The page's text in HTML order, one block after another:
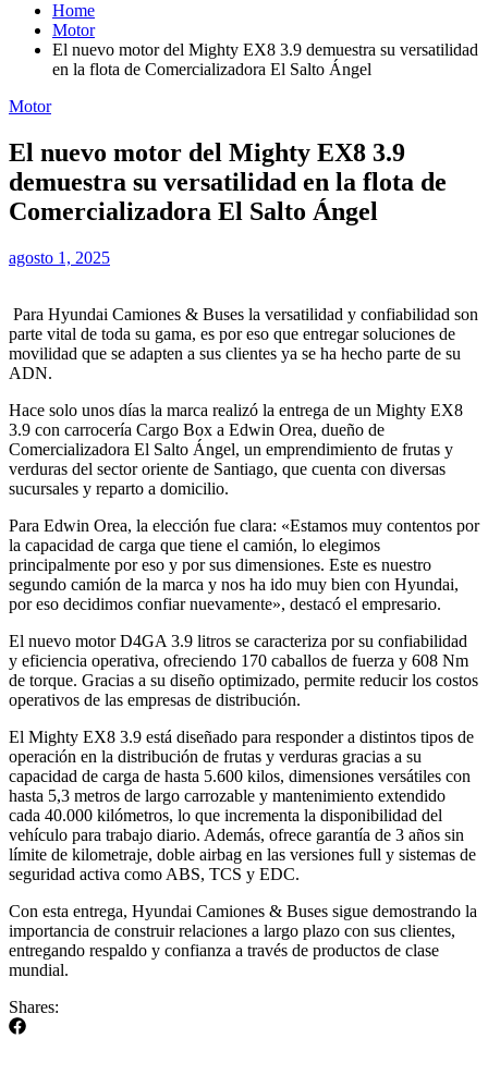
Home
Motor
El nuevo motor del Mighty EX8 3.9 demuestra su versatilidad
en la flota de Comercializadora El Salto Ángel
Motor
El nuevo motor del Mighty EX8 3.9
demuestra su versatilidad en la flota de
Comercializadora El Salto Ángel
agosto 1, 2025
Para Hyundai Camiones & Buses la versatilidad y confiabilidad son
parte vital de toda su gama, es por eso que entregar soluciones de
movilidad que se adapten a sus clientes ya se ha hecho parte de su
ADN.
Hace solo unos días la marca realizó la entrega de un Mighty EX8
3.9 con carrocería Cargo Box a Edwin Orea, dueño de
Comercializadora El Salto Ángel, un emprendimiento de frutas y
verduras del sector oriente de Santiago, que cuenta con diversas
sucursales y reparto a domicilio.
Para Edwin Orea, la elección fue clara: «Estamos muy contentos por
la capacidad de carga que tiene el camión, lo elegimos
principalmente por eso y por sus dimensiones. Este es nuestro
segundo camión de la marca y nos ha ido muy bien con Hyundai,
por eso decidimos confiar nuevamente», destacó el empresario.
El nuevo motor D4GA 3.9 litros se caracteriza por su confiabilidad
y eficiencia operativa, ofreciendo 170 caballos de fuerza y 608 Nm
de torque. Gracias a su diseño optimizado, permite reducir los costos
operativos de las empresas de distribución.
El Mighty EX8 3.9 está diseñado para responder a distintos tipos de
operación en la distribución de frutas y verduras gracias a su
capacidad de carga de hasta 5.600 kilos, dimensiones versátiles con
hasta 5,3 metros de largo carrozable y mantenimiento extendido
cada 40.000 kilómetros, lo que incrementa la disponibilidad del
vehículo para trabajo diario. Además, ofrece garantía de 3 años sin
límite de kilometraje, doble airbag en las versiones full y sistemas de
seguridad activa como ABS, TCS y EDC.
Con esta entrega, Hyundai Camiones & Buses sigue demostrando la
importancia de construir relaciones a largo plazo con sus clientes,
entregando respaldo y confianza a través de productos de clase
mundial.
Shares: